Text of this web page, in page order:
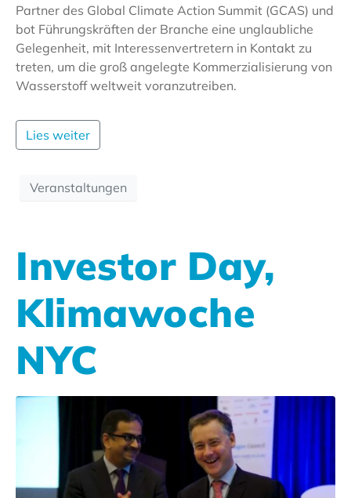
Partner des Global Climate Action Summit (GCAS) und
bot Führungskräften der Branche eine unglaubliche
Gelegenheit, mit Interessenvertretern in Kontakt zu
treten, um die groß angelegte Kommerzialisierung von
Wasserstoff weltweit voranzutreiben.
Lies weiter
Veranstaltungen
Investor Day,
Klimawoche
NYC